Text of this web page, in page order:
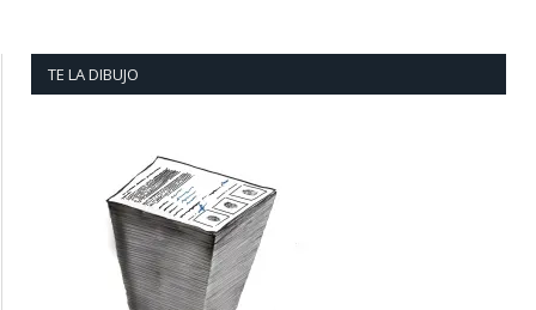
TE LA DIBUJO